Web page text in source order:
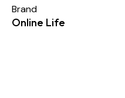
Brand
Online Life